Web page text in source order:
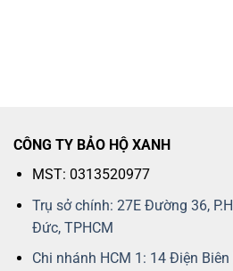
CÔNG TY BẢO HỘ XANH
MST: 0313520977
Trụ sở chính: 27E Đường 36,
Đức, TPHCM
Chi nhánh HCM 1: 14 Điện Biên